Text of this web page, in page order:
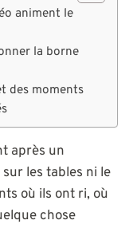
animent le
la borne
des moments
après un
les tables ni le
où ils ont ri, où
chose